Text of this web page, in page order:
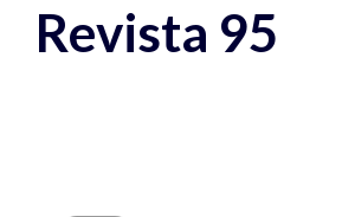
Revista 95